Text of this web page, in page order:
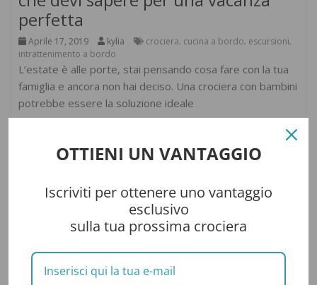
perfetta
Aprile 17, 2019 kylia crociera, cucina a bordo, escursioni,
intrattenimento a bordo
L’estate è alle porte, stai pensando cosa fare con la tua
famiglia e ancora non hai deciso. Una crociera con bambini
potrebbe essere la soluzione ideale
OTTIENI UN VANTAGGIO
Iscriviti per ottenere uno vantaggio
esclusivo
sulla tua prossima crociera